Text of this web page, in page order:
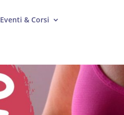
Eventi & Corsi